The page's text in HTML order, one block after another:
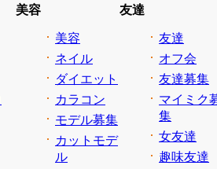
美容
美容
ネイル
ダイエット
カラコン
モデル募集
カットモデ
ル
友達
友達
オフ会
友達募集
マイミク
集
女友達
趣味友達